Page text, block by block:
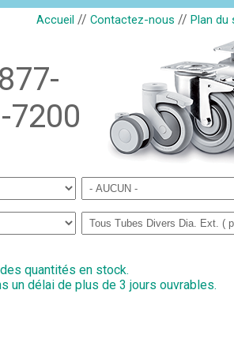
Accueil // Contactez-nous // Plan du
7200
quantités en stock.
un délai de plus de 3 jours ouvrables.